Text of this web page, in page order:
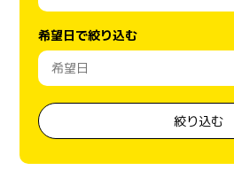
希望日で絞り込む
絞り込む